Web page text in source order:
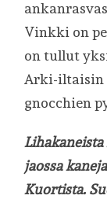
Vinkki on
on tullut
Arki-iltaisin
gnocchien
jaossa
Kuortista.